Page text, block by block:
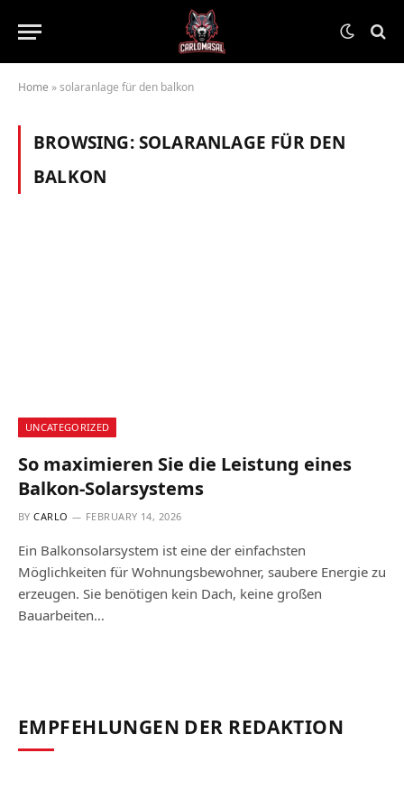
Home »solaranlage für den balkon
BROWSING:SOLARANLAGE FÜR DEN
BALKON
UNCATEGORIZED
So maximieren Sie die Leistung eines
Balkon-Solarsystems
BY CARLO FEBRUARY 14, 2026
Ein Balkonsolarsystem ist eine der einfachsten
Möglichkeiten für Wohnungsbewohner, saubere Energie zu
erzeugen. Sie benötigen kein Dach, keine großen
Bauarbeiten…
EMPFEHLUNGEN DER REDAKTION